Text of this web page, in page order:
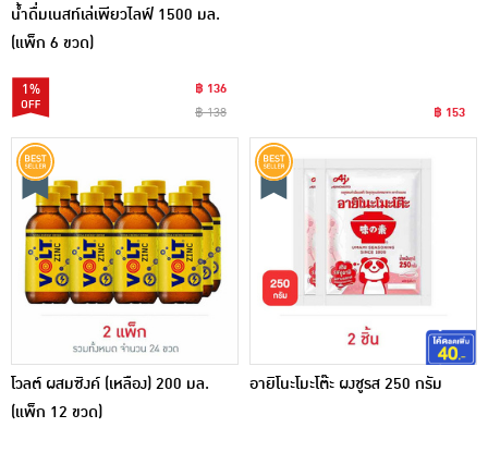
น้ำดื่มเนสท์เล่เพียวไลฟ์ 1500 มล.
(แพ็ก 6 ขวด)
1%
฿ 136
฿ 138
฿ 153
โวลต์ ผสมซิงค์ (เหลือง) 200 มล.
(แพ็ก 12 ขวด)
อายิโนะโมะโต๊ะ ผงชูรส 250 กรัม